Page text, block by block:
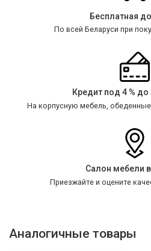
Бесплатная
По всей Беларуси при
Кредит под 4 %
На корпусную мебель,
Салон мебели
Приезжайте и оцените
Аналогичные товары